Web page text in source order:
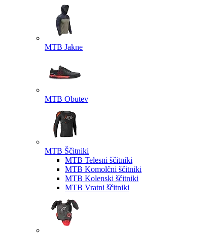
MTB Jakne
MTB Obutev
MTB Ščitniki
MTB Telesni ščitniki
MTB Komolčni ščitniki
MTB Kolenski ščitniki
MTB Vratni ščitniki